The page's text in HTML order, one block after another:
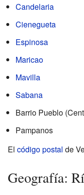
Candelaria
Cienegueta
Espinosa
Maricao
Mavilla
Sabana
Barrio Pueblo
Pampanos
El código postal de
Geografía: